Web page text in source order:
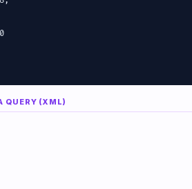
QUERY (XML)